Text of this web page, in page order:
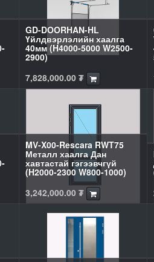
GD-DOORHAN-HL
Үйлдвэрлэлийн хаалга
40мм (H4000-5000 W2500-
2900)
7,828,000.00₮
MV-X00-Rescara RWT75
Металл хаалга Дан
хавтастай гэгээвчгүй
(H2000-2300 W800-1000)
3,242,000.00₮